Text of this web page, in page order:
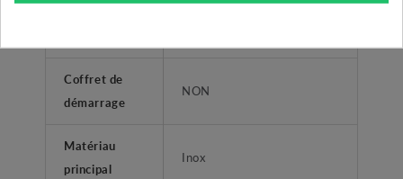
Coffret de
démarrage
NON
Matériau
principal
Inox